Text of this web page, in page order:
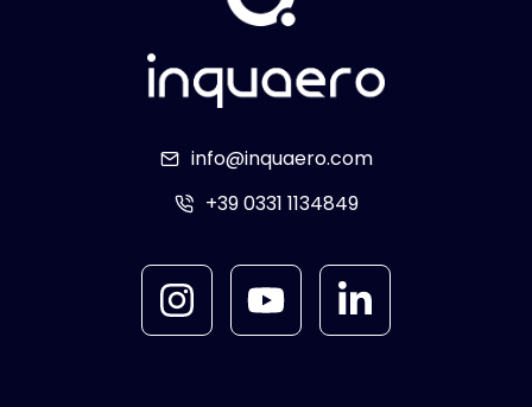
info@inquaero.com
+39 0331 1134849